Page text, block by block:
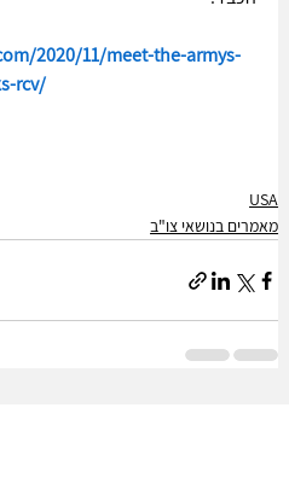
2020/11/meet-the-armys-
rcv/
USA
מאמרים בנושאי צו"ב